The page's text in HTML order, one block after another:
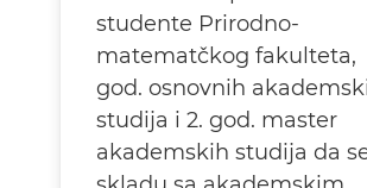
studente Prirodno-
matematčkog fakulteta,
god. osnovnih
studija i 2. god. master
akademskih studija da